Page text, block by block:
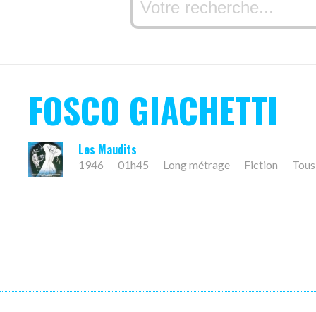
FOSCO GIACHETTI
Les Maudits
1946 01h45 Long métrage Fiction